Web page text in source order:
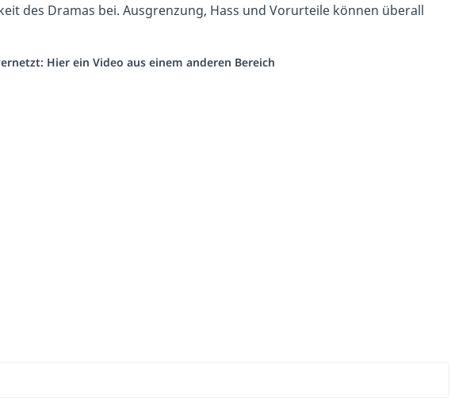
des Dramas bei. Ausgrenzung, Hass und Vorurteile können überall
Hier ein Video aus einem anderen Bereich